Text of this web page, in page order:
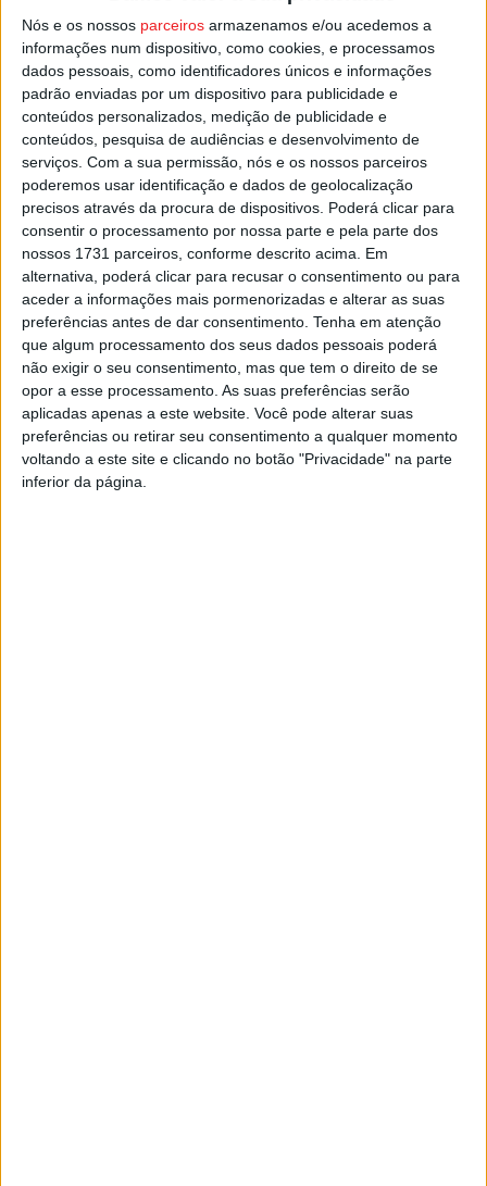
Nós e os nossos parceiros armazenamos e/ou acedemos a
informações num dispositivo, como cookies, e processamos
dados pessoais, como identificadores únicos e informações
padrão enviadas por um dispositivo para publicidade e
conteúdos personalizados, medição de publicidade e
conteúdos, pesquisa de audiências e desenvolvimento de
serviços. Com a sua permissão, nós e os nossos parceiros
poderemos usar identificação e dados de geolocalização
precisos através da procura de dispositivos. Poderá clicar para
consentir o processamento por nossa parte e pela parte dos
nossos 1731 parceiros, conforme descrito acima. Em
alternativa, poderá clicar para recusar o consentimento ou para
aceder a informações mais pormenorizadas e alterar as suas
preferências antes de dar consentimento. Tenha em atenção
que algum processamento dos seus dados pessoais poderá
não exigir o seu consentimento, mas que tem o direito de se
opor a esse processamento. As suas preferências serão
aplicadas apenas a este website. Você pode alterar suas
preferências ou retirar seu consentimento a qualquer momento
voltando a este site e clicando no botão "Privacidade" na parte
inferior da página.
modalidade, depois de Carolina Peres, em 2005, ter sido
a primeira internacional academista no Campeonato da
Europa de Juniores.
Esta e outras notícias para ouvir na Estação Diária – 96.8
FM ou emwww.968.fm
Pub
TAGS Académico de Viseu
Natação
Taça do Mundo de Águas Abertas